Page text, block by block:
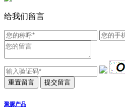
给我们留言
聚脲产品